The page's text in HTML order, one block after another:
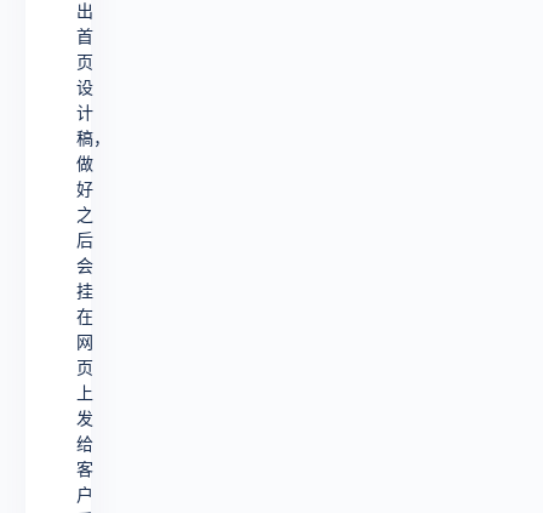
出
首
页
设
计
稿，
做
好
之
后
会
挂
在
网
页
上
发
给
客
户